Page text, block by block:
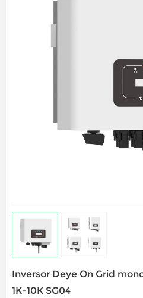
Inversor Deye On Grid
1K-10K SG04